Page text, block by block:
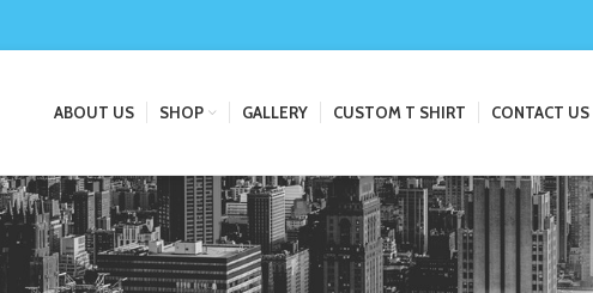
ABOUT US SHOP GALLERY CUSTOM T SHIRT CONTACT US